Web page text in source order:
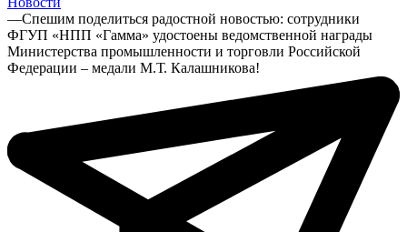
—Спешим поделиться радостной новостью: сотрудники
ФГУП «НПП «Гамма» удостоены ведомственной награды
Министерства промышленности и торговли Российской
Федерации – медали М.Т. Калашникова!